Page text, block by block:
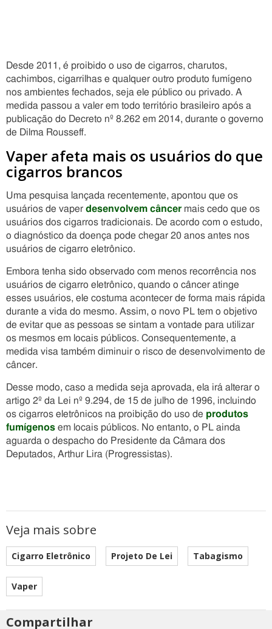
Desde 2011, é proibido o uso de cigarros, charutos,
cachimbos, cigarrilhas e qualquer outro produto fumígeno
nos ambientes fechados, seja ele público ou privado. A
medida passou a valer em todo território brasileiro após a
publicação do Decreto nº 8.262 em 2014, durante o governo
de Dilma Rousseff.
Vaper afeta mais os usuários do que
cigarros brancos
Uma pesquisa lançada recentemente, apontou que os
usuários de vaper desenvolvem câncer mais cedo que os
usuários dos cigarros tradicionais. De acordo com o estudo,
o diagnóstico da doença pode chegar 20 anos antes nos
usuários de cigarro eletrônico.
Embora tenha sido observado com menos recorrência nos
usuários de cigarro eletrônico, quando o câncer atinge
esses usuários, ele costuma acontecer de forma mais rápida
durante a vida do mesmo. Assim, o novo PL tem o objetivo
de evitar que as pessoas se sintam a vontade para utilizar
os mesmos em locais públicos. Consequentemente, a
medida visa também diminuir o risco de desenvolvimento de
câncer.
Desse modo, caso a medida seja aprovada, ela irá alterar o
artigo 2º da Lei nº 9.294, de 15 de julho de 1996, incluindo
os cigarros eletrônicos na proibição do uso de produtos
fumígenos em locais públicos. No entanto, o PL ainda
aguarda o despacho do Presidente da Câmara dos
Deputados, Arthur Lira (Progressistas).
Veja mais sobre
Cigarro Eletrônico Projeto De Lei Tabagismo
Vaper
Compartilhar